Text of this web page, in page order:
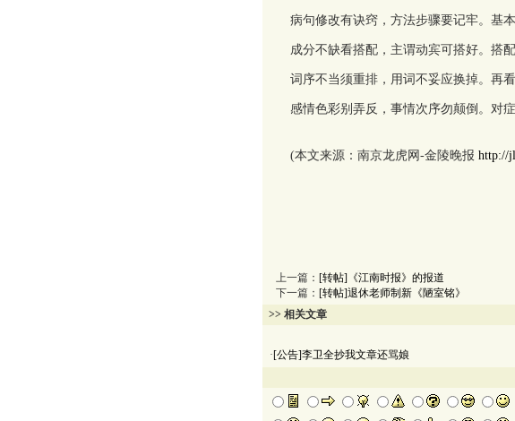
病句修改有诀窍，方法步骤要记牢。基
成分不缺看搭配，主谓动宾可搭好。搭
词序不当须重排，用词不妥应换掉。再
感情色彩别弄反，事情次序勿颠倒。对
(本文来源：南京龙虎网-金陵晚报 http://
上一篇： [转帖]《江南时报》的报道
下一篇： [转帖]退休老师制新《陋室铭》
>> 相关文章
·[公告]李卫全抄我文章还骂娘